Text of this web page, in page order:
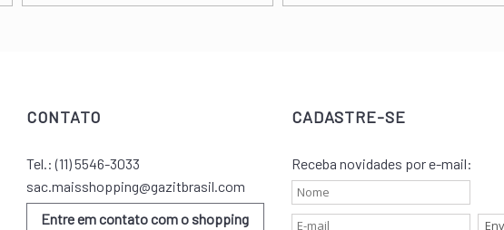
CONTATO
Tel.:(11) 5546-3033
sac.maisshopping@gazitbrasil.com
Entre em contato com o shopping
CADASTRE-SE
Receba novidades por e-mail: